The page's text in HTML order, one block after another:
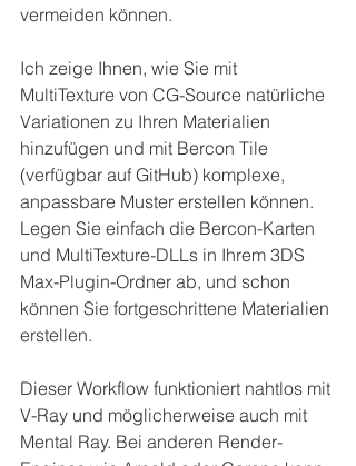
vermeiden können.
Ich zeige Ihnen, wie Sie mit
MultiTexture von CG-Source natürliche
Variationen zu Ihren Materialien
hinzufügen und mit Bercon Tile
(verfügbar auf GitHub) komplexe,
anpassbare Muster erstellen können.
Legen Sie einfach die Bercon-Karten
und MultiTexture-DLLs in Ihrem 3DS
Max-Plugin-Ordner ab, und schon
können Sie fortgeschrittene Materialien
erstellen.
Dieser Workflow funktioniert nahtlos mit
V-Ray und möglicherweise auch mit
Mental Ray. Bei anderen Render-